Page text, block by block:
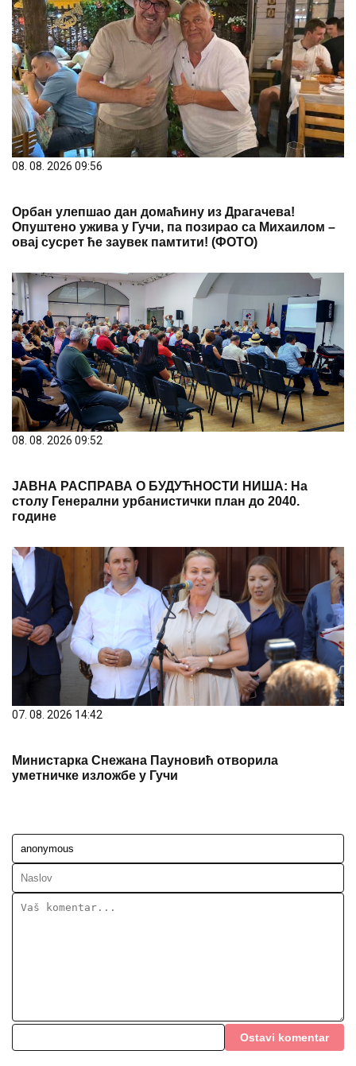
08. 08. 2026 09:56
Oрбан улепшао дан домаћину из Драгачева!
Опуштено ужива у Гучи, па позирао са Михаилом –
овај сусрет ће заувек памтити! (ФОТО)
08. 08. 2026 09:52
ЈАВНА РАСПРАВА О БУДУЋНОСТИ НИША: На
столу Генерални урбанистички план до 2040.
године
07. 08. 2026 14:42
Министарка Снежана Пауновић отворила
уметничке изложбе у Гучи
Ostavi komentar